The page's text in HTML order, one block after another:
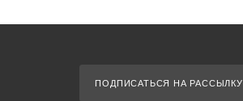
ПОДПИСАТЬСЯ НА РАССЫЛКУ